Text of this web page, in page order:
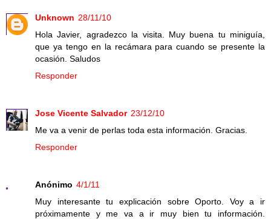
Unknown 28/11/10
Hola Javier, agradezco la visita. Muy buena tu miniguía,
que ya tengo en la recámara para cuando se presente la
ocasión. Saludos
Responder
Jose Vicente Salvador 23/12/10
Me va a venir de perlas toda esta información. Gracias.
Responder
Anónimo 4/1/11
Muy interesante tu explicación sobre Oporto. Voy a ir
próximamente y me va a ir muy bien tu información.